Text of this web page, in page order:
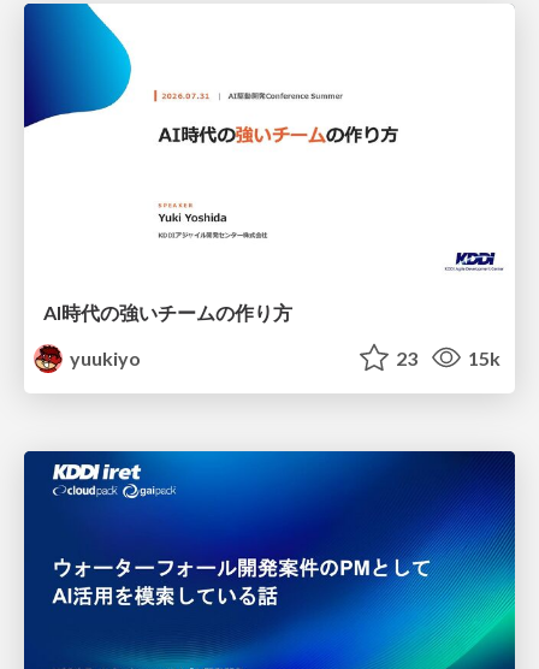
AI時代の強いチームの作り方
yuukiyo
23 15k